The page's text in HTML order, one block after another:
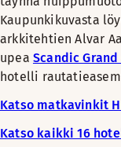
Kaupunkikuvasta
arkkitehtien Alvar
upea Scandic
hotelli
Katso matkavinkit
Katso kaikki 16